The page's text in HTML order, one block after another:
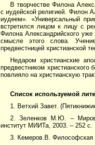
В творчестве Филона
с иудейской религией. Филон
иудеем». «Универсальный
встретился лицом к лицу с
Филона Александрийского
смысле этого слова.
предвестницей христианской
Недаром христианские
предвестником христианского
повлияло на христианскую
Список используемой
1. Ветхий Завет.
2. Зеленков М.Ю. –
институт МИИТа, 2003. – 252 с.
3. Кемеров.В. Философская